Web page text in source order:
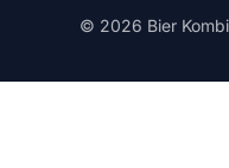
© 2026 Bier